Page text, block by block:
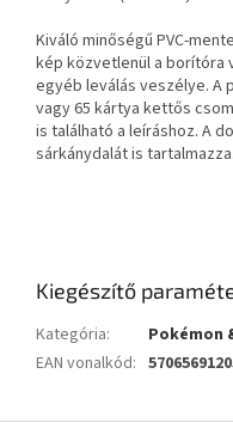
Kiváló minőségű PVC-
kép közvetlenül a borítóra
egyéb leválás veszélye. A
vagy 65 kártya kettős
is található a leíráshoz. A
sárkánydalát is tartalmazza.
Kiegészítő
Kategória:
Pokémon
EAN vonalkód: